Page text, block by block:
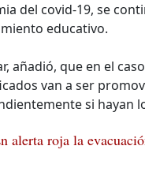
del covid-19, se
educativo.
añadió, que en el
van a ser
si hayan
alerta roja la